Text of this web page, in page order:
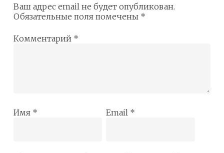
Ваш адрес email не будет опубликован.
Обязательные поля помечены *
Комментарий *
Имя * Email *